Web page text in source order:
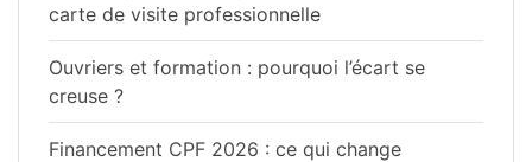
carte de visite professionnelle
Ouvriers et formation : pourquoi l’écart se
creuse ?
Financement CPF 2026 : ce qui change